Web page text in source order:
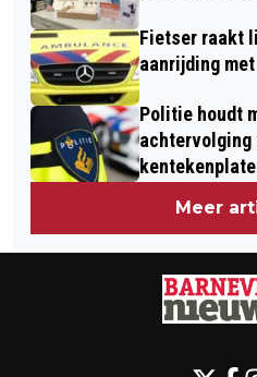
Fietser raakt
aanrijding
Politie houdt
achtervolging
Meer